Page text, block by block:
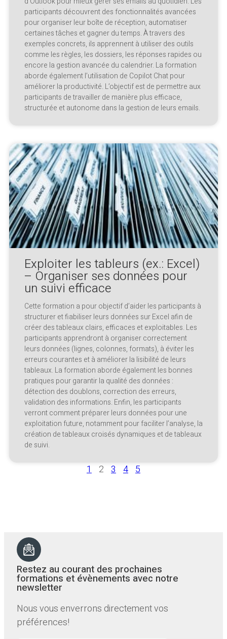
participants découvrent des fonctionnalités avancées
pour organiser leur boîte de réception, automatiser
certaines tâches et gagner du temps. À travers des
exemples concrets, ils apprennent à utiliser des outils
comme les règles, les dossiers, les réponses rapides ou
encore la gestion avancée du calendrier. La formation
aborde également l’utilisation de Copilot Chat pour
améliorer la productivité. L’objectif est de permettre aux
participants de travailler de manière plus efficace,
structurée et autonome dans la gestion de leurs emails.
Exploiter les tableurs (ex.: Excel)
– Organiser ses données pour
un suivi efficace
Cette formation a pour objectif d’aider les participants à
structurer et fiabiliser leurs données sur Excel afin de
créer des tableaux clairs, efficaces et exploitables. Les
participants apprendront à organiser correctement
leurs données (lignes, colonnes, formats), à éviter les
erreurs courantes et à améliorer la lisibilité de leurs
tableaux. La formation aborde également les bonnes
pratiques pour garantir la qualité des données :
détection des doublons, correction des erreurs,
validation des informations. Enfin, les participants
verront comment préparer leurs données pour une
exploitation future, notamment pour faciliter l’analyse, la
création de tableaux croisés dynamiques et de tableaux
de suivi.
1 2 3 4 5
Restez au courant des prochaines
formations et évènements avec notre
newsletter
Nous vous enverrons directement vos
préférences!